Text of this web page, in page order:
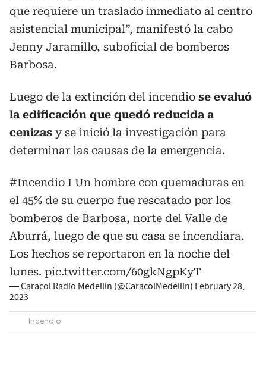
que requiere un traslado inmediato al centro
asistencial municipal”, manifestó la cabo
Jenny Jaramillo, suboficial de bomberos
Barbosa.
Luego de la extinción del incendio se evaluó
la edificación que quedó reducida a
cenizas y se inició la investigación para
determinar las causas de la emergencia.
#Incendio I Un hombre con quemaduras en
el 45% de su cuerpo fue rescatado por los
bomberos de Barbosa, norte del Valle de
Aburrá, luego de que su casa se incendiara.
Los hechos se reportaron en la noche del
lunes. pic.twitter.com/60gkNgpKyT
— Caracol Radio Medellín (@CaracolMedellin) February 28,
2023
Incendio